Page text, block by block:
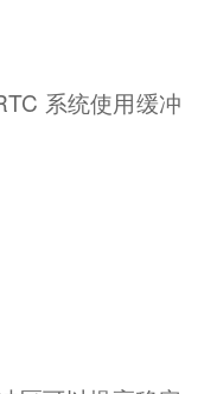
系统使用缓冲